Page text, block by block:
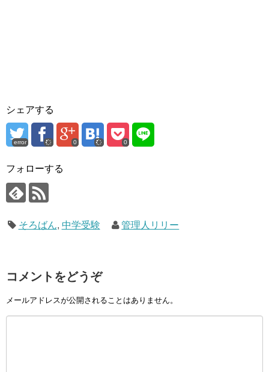
シェアする
error 0 0
フォローする
そろばん, 中学受験 管理人リリー
コメントをどうぞ
メールアドレスが公開されることはありません。